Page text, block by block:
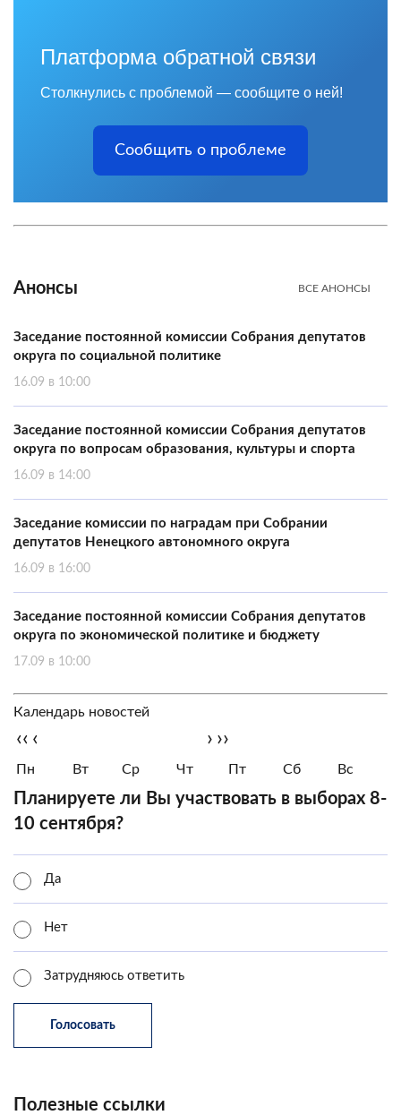
Платформа обратной связи
Столкнулись с проблемой — сообщите о ней!
Сообщить о проблеме
Анонсы ВСЕ АНОНСЫ
Заседание постоянной комиссии Собрания депутатов
округа по социальной политике
16.09 в 10:00
Заседание постоянной комиссии Собрания депутатов
округа по вопросам образования, культуры и спорта
16.09 в 14:00
Заседание комиссии по наградам при Собрании
депутатов Ненецкого автономного округа
16.09 в 16:00
Заседание постоянной комиссии Собрания депутатов
округа по экономической политике и бюджету
17.09 в 10:00
Календарь новостей
‹‹ ‹ › ››
Пн Вт Ср Чт Пт Сб Вс
Планируете ли Вы участвовать в выборах 8-
10 сентября?
Да
Нет
Затрудняюсь ответить
Полезные ссылки